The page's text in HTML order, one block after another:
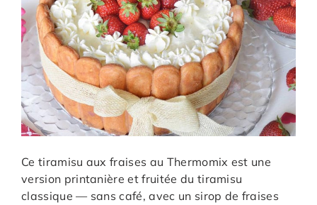
Ce tiramisu aux fraises au Thermomix est une
version printanière et fruitée du tiramisu
classique — sans café, avec un sirop de fraises